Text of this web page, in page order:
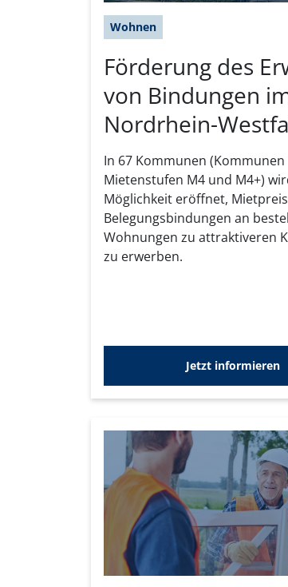
Wohnen
Förderung des
von Bindungen
Nordrhein-
In 67 Kommunen
Mietenstufen M4 und M4+)
Möglichkeit eröffnet,
Belegungsbindungen an
Wohnungen zu attraktiveren
zu erwerben.
Jetzt informieren